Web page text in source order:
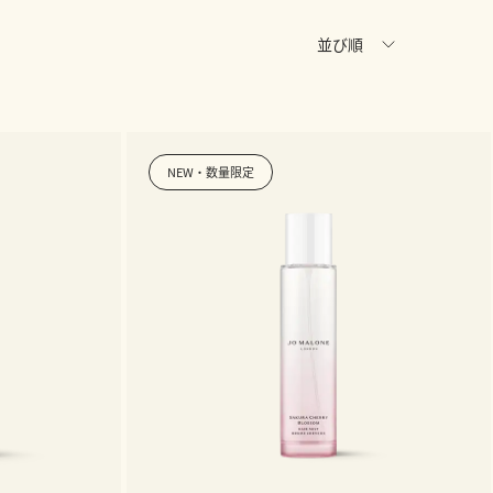
並び順
NEW・数量限定